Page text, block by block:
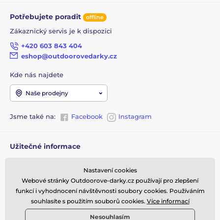
(některý z výše jmenovaných) je nanesena velmi tenká
vrstva zlata
SI - Silver: postříbřeno, tj. na jiný, původní materiál
(některý z výše jmenovaných) je nanesena velmi tenká
vrstva stříbra
Potřebujete poradit offline
Zákaznický servis je k dispozici
+420 603 843 404
eshop@outdoorovedarky.cz
Kde nás najdete
Naše prodejny
Jsme také na: Facebook Instagram
Užitečné informace
Doprava zboží z eshopu k
vám
Vrácení a výměna zboží
Reklamace
Nastavení cookies
Webové stránky Outdoorove-darky.cz používají pro zlepšení
funkcí i vyhodnocení návštěvnosti soubory cookies. Používáním
souhlasíte s použitím souborů cookies. Více informací
Nesouhlasím